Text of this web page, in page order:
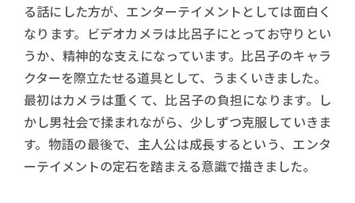
る話にした方が、エンターテイメントとしては面白く
なります。ビデオカメラは比呂子にとってお守りとい
うか、精神的な支えになっています。比呂子のキャラ
クターを際立たせる道具として、うまくいきました。
最初はカメラは重くて、比呂子の負担になります。し
かし男社会で揉まれながら、少しずつ克服していきま
す。物語の最後で、主人公は成長するという、エンタ
ーテイメントの定石を踏まえる意識で描きました。